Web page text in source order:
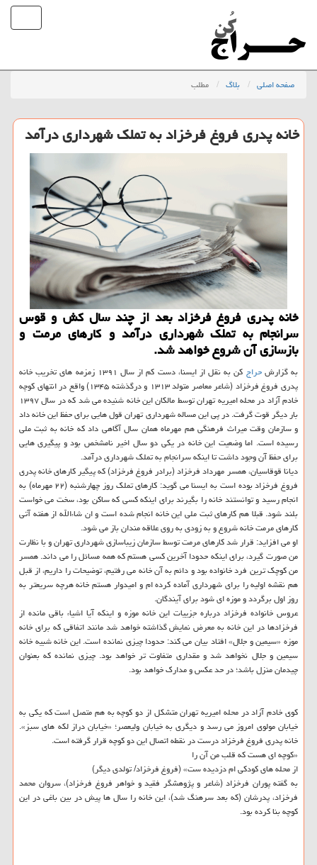
صفحه اصلی بلاگ مطلب
خانه پدری فروغ فرخزاد به تملک شهرداری درآمد
خانه پدری فروغ فرخزاد بعد از چند سال کش و قوس
سرانجام به تملک شهرداری درآمد و کارهای مرمت و
بازسازی آن شروع خواهد شد.
به گزارشحراج
کن به نقل از ایسنا، دست کم از سال ۱۳۹۱ زمزمه های تخریب خانه
پدری فروغ فرخزاد (شاعر معاصر متولد ۱۳۱۳ و درگذشته ۱۳۴۵) واقع در انتهای کوچه
خادم آزاد در محله امیریه تهران توسط مالکان این خانه شنیده می شد که در سال ۱۳۹۷
بار دیگر قوت گرفت. در پی این مساله شهرداری تهران قول هایی برای حفظ این خانه داد
و سازمان وقت میراث فرهنگی هم مهرماه همان سال آگاهی داد که خانه به ثبت ملی
رسیده است. اما وضعیت این خانه در یکی دو سال اخیر نامشخص بود و پیگیری هایی
برای حفظ آن وجود داشت تا اینکه سرانجام به تملک شهرداری درآمد.
دیانا قوقاسیان، همسر مهرداد فرخزاد (برادر فروغ فرخزاد) که پیگیر کارهای خانه پدری
فروغ فرخزاد بوده است به ایسنا می گوید: کارهای تملک روز چهارشنبه (۲۲ مهرماه) به
انجام رسید و توانستند خانه را بگیرند برای اینکه کسی که ساکن بود، سخت می خواست
بلند شود. قبلا هم کارهای ثبت ملی این خانه انجام شده است و ان شاءالله از هفته آتی
کارهای مرمت خانه شروع و به زودی به روی علاقه مندان باز می شود.
او می افزاید: قرار شد کارهای مرمت توسط سازمان زیباسازی شهرداری تهران و با نظارت
من صورت گیرد، برای اینکه حدودا آخرین کسی هستم که همه مسائل را می داند. همسر
من کوچک ترین فرد خانواده بود و دائم به آن خانه می رفتیم، توضیحات را داریم، از قبل
هم نقشه اولیه را برای شهرداری آماده کرده ام و امیدوار هستم خانه هرچه سریعتر به
روز اول برگردد و موزه ای شود برای آیندگان.
عروس خانواده فرخزاد درباره جزییات این خانه موزه و اینکه آیا اشیاء باقی مانده از
فرخزادها در این خانه به معرض نمایش گذاشته خواهد شد مانند اتفاقی که برای خانه
موزه «سیمین و جلال» افتاد بیان می کند: حدودا چیزی نمانده است. این خانه شبیه خانه
سیمین و جلال نخواهد شد و مقداری متفاوت تر خواهد بود. چیزی نمانده که بعنوان
چیدمان منزل باشد؛ در حد عکس و مدارک خواهد بود.
کوی خادم آزاد در محله امیریه تهران متشکل از دو کوچه به هم متصل است که یکی به
خیابان مولوی امروز می رسد و دیگری به خیابان ولیعصر؛ «خیابان دراز لکه های سبز».
خانه پدری فروغ فرخزاد درست در نقطه اتصال این دو کوچه قرار گرفته است.
«کوچه ای هست که قلب من آن را
از محله های کودکی ام دزدیده ست» (فروغ فرخزاد/ تولدی دیگر)
به گفته پوران فرخزاد (شاعر و پژوهشگر فقید و خواهر فروغ فرخزاد)، سروان محمد
فرخزاد، پدرشان (که بعد سرهنگ شد)، این خانه را سال ها پیش در بین باغی در این
کوچه بنا کرده بود.